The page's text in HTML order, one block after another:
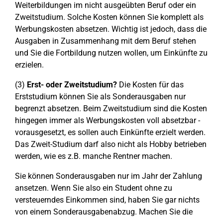
Weiterbildungen im nicht ausgeübten Beruf oder ein
Zweitstudium. Solche Kosten können Sie komplett als
Werbungskosten absetzen. Wichtig ist jedoch, dass die
Ausgaben in Zusammenhang mit dem Beruf stehen
und Sie die Fortbildung nutzen wollen, um Einkünfte zu
erzielen.
(3) Erst- oder Zweitstudium? Die Kosten für das
Erststudium können Sie als Sonderausgaben nur
begrenzt absetzen. Beim Zweitstudium sind die Kosten
hingegen immer als Werbungskosten voll absetzbar -
vorausgesetzt, es sollen auch Einkünfte erzielt werden.
Das Zweit-Studium darf also nicht als Hobby betrieben
werden, wie es z.B. manche Rentner machen.
Sie können Sonderausgaben nur im Jahr der Zahlung
ansetzen. Wenn Sie also ein Student ohne zu
versteuerndes Einkommen sind, haben Sie gar nichts
von einem Sonderausgabenabzug. Machen Sie die